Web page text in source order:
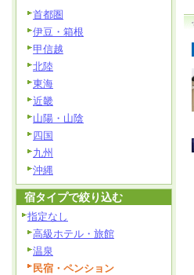
首都圏
伊豆・箱根
甲信越
北陸
東海
近畿
山陽・山陰
四国
九州
沖縄
宿タイプで絞り込む
指定なし
高級ホテル・旅館
温泉
民宿・ペンション